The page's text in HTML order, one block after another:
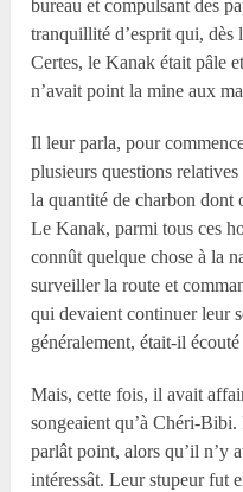
bureau et compulsant des
tranquillité d’esprit qui, dès
Certes, le Kanak était pâle
n’avait point la mine aux
Il leur parla, pour
plusieurs questions
la quantité de charbon dont
Le Kanak, parmi tous ces
connût quelque chose à la
surveiller la route et
qui devaient continuer leur
généralement, était-il
Mais, cette fois, il avait
songeaient qu’à Chéri-Bibi.
parlât point, alors qu’il n’y
intéressât. Leur stupeur fut